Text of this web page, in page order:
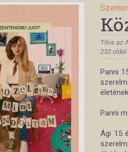
Tilos az
232 oldal
Panni
Panni
Ági 15